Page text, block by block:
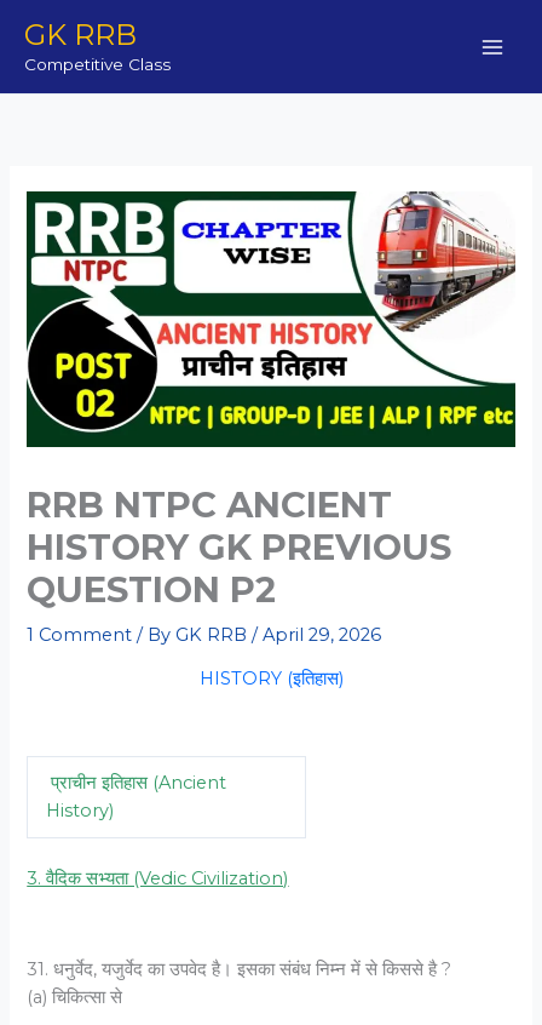
content
GK RRB
Competitive Class
RRB NTPC ANCIENT
HISTORY GK PREVIOUS
QUESTION P2
1 Comment / By GK RRB/April 29, 2026
HISTORY (इतिहास)
प्राचीन इतिहास (Ancient
History)
3. वैदिक सभ्यता (Vedic Civilization)
31. धनुर्वेद, यजुर्वेद का उपवेद है। इसका संबंध निम्न में से किससे है ?
(a) चिकित्सा से